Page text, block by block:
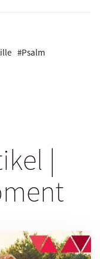
#Psalm
|